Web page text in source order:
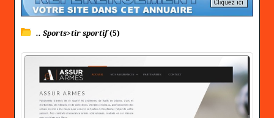
.. Sports>tir sportif(5)